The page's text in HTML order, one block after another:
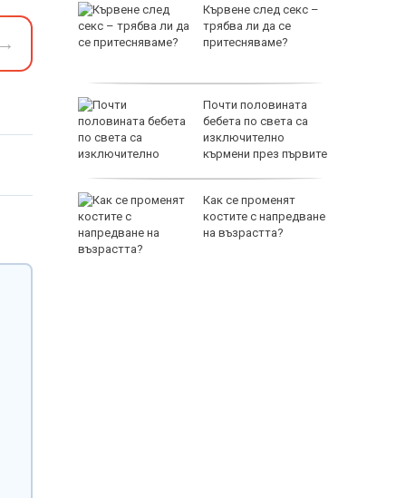
за 22
Кървене след секс –
трябва ли да се
притесняваме?
Почти половината
бебета по света са
изключително
кърмени през първите
Как се променят
костите с напредване
на възрастта?